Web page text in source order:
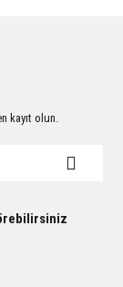
kayıt olun.